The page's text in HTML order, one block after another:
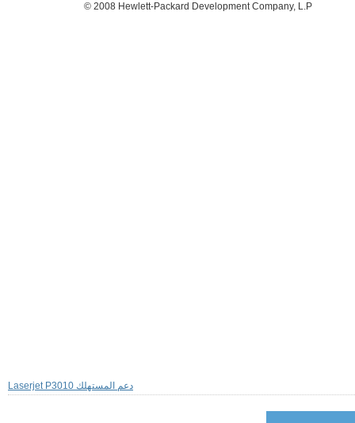
‪© 2008 Hewlett-Packard Development Company, L.P‬
Laserjet P3010 دعم المستهلك